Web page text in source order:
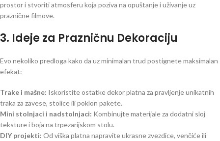
prostor i stvoriti atmosferu koja poziva na opuštanje i uživanje uz
praznične filmove.
3. Ideje za Prazničnu Dekoraciju
Evo nekoliko predloga kako da uz minimalan trud postignete maksimalan
efekat:
Trake i mašne: Iskoristite ostatke dekor platna za pravljenje unikatnih
traka za zavese, stolice ili poklon pakete.
Mini stolnjaci i nadstolnjaci: Kombinujte materijale za dodatni sloj
teksture i boja na trpezarijskom stolu.
DIY projekti: Od viška platna napravite ukrasne zvezdice, venčiće ili